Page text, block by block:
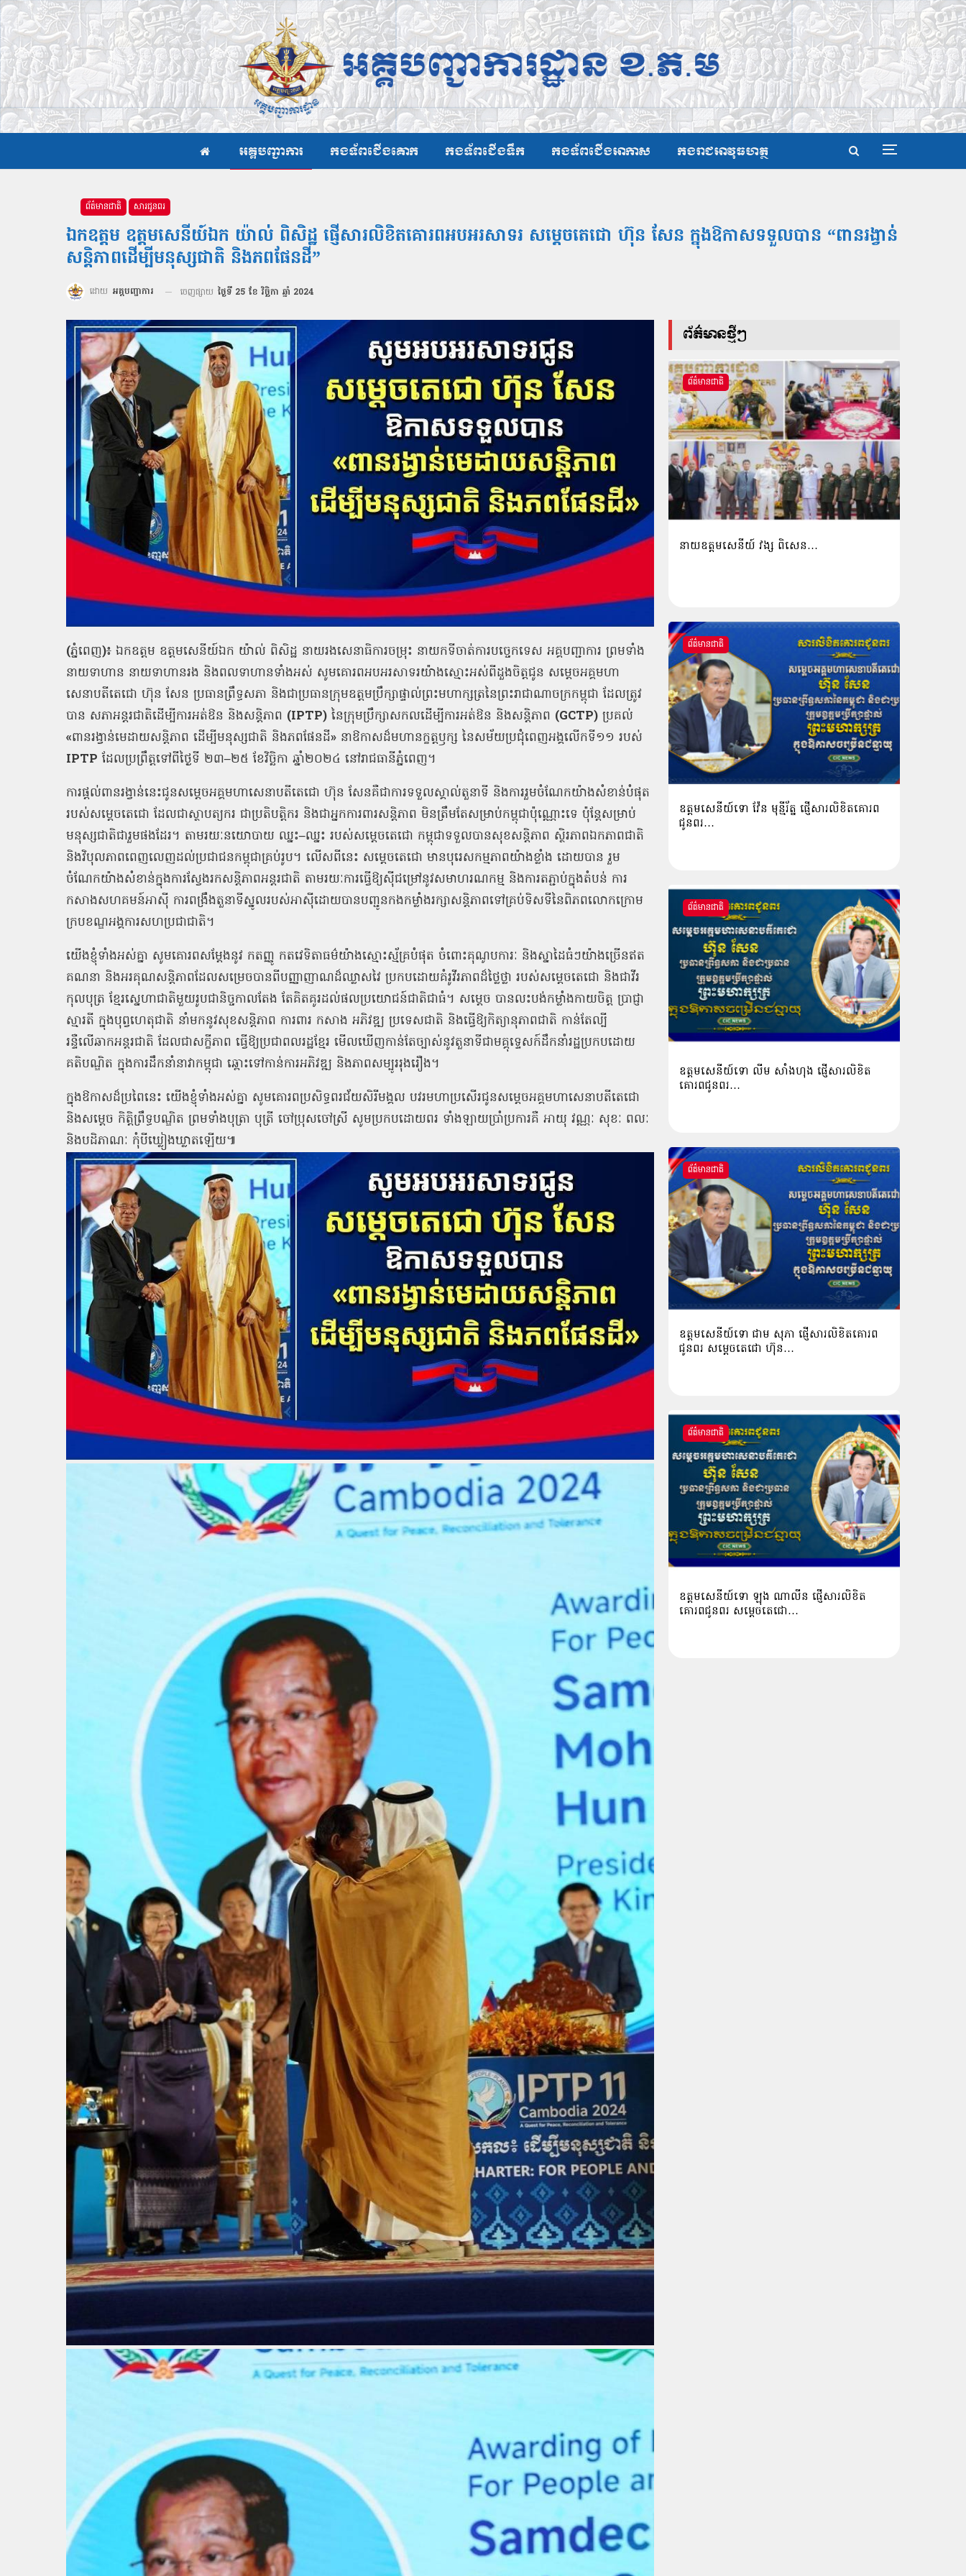
អគ្គបញ្ជាការ កងទ័ពជើងគោក កងទ័ពជើងទឹក កងទ័ពជើងអាកាស កងរាជអាវុធហត្ថ
ព័ត៌មានជាតិ សារជូនពរ
ឯកឧត្ដម ឧត្តមសេនីយ៍ឯក យ៉ាល់ ពិសិដ្ឋ ផ្ញើសារលិខិតគោរពអបអរសាទរ សម្តេចតេជោ ហ៊ុន សែន ក្នុងឱកាសទទួលបាន “ពានរង្វាន់
សន្តិភាពដើម្បីមនុស្សជាតិ និងភពផែនដី”
ដោយ អគ្គបញ្ជាការ ចេញផ្សាយ ថ្ងៃទី 25 ខែ វិច្ឆិកា ឆ្នាំ 2024
(ភ្នំពេញ)៖ ឯកឧត្ដម ឧត្តមសេនីយ៍ឯក យ៉ាល់ ពិសិដ្ឋ នាយរងសេនាធិការចម្រុះ នាយកទីចាត់ការបច្ចេកទេស អគ្គបញ្ជាការ ព្រមទាំង
នាយទាហាន នាយទាហានរង និងពលទាហានទាំងអស់ សូមគោរពអបអរសាទរយ៉ាងស្មោះអស់ពីដួងចិត្តជូន សម្តេចអគ្គមហា
សេនាបតីតេជោ ហ៊ុន សែន ប្រធានព្រឹទ្ធសភា និងជាប្រធានក្រុមឧត្តមប្រឹក្សាផ្ទាល់ព្រះមហាក្សត្រនៃព្រះរាជាណាចក្រកម្ពុជា ដែលត្រូវ
បាន សភាអន្តរជាតិដើម្បីការអត់ឱន និងសន្តិភាព (IPTP) នៃក្រុមប្រឹក្សាសកលដើម្បីការអត់ឱន និងសន្តិភាព (GCTP) ប្រគល់
«ពានរង្វាន់មេដាយសន្តិភាព ដើម្បីមនុស្សជាតិ និងភពផែនដី» នាឱកាសដ៏មហានក្ខត្តឫក្ស នៃសម័យប្រជុំពេញអង្គលើកទី១១ របស់
IPTPដែលប្រព្រឹត្តទៅពីថ្ងៃទី ២៣–២៥ ខែវិច្ឆិកា ឆ្នាំ២០២៤ នៅរាជធានីភ្នំពេញ។
ការផ្តល់ពានរង្វាន់នេះជូនសម្តេចអគ្គមហាសេនាបតីតេជោ ហ៊ុន សែនគឺជាការទទួលស្គាល់តួនាទី និងការរួមចំណែកយ៉ាងសំខាន់បំផុត
របស់សម្តេចតេជោ ដែលជាស្ថាបត្យករ ជាប្រតិបត្តិករ និងជាអ្នកការពារសន្តិភាព មិនត្រឹមតែសម្រាប់កម្ពុជាប៉ុណ្ណោះទេ ប៉ុន្តែសម្រាប់
មនុស្សជាតិជារួមផងដែរ។ តាមរយៈនយោបាយ ឈ្នះ–ឈ្នះ របស់សម្តេចតេជោ កម្ពុជាទទួលបានសុខសន្តិភាព ស្ថិរភាពឯកភាពជាតិ
និងវិបុលភាពពេញលេញដល់ប្រជាជនកម្ពុជាគ្រប់រូប។ លើសពីនេះ សម្តេចតេជោ មានបុរេសកម្មភាពយ៉ាងខ្លាំង ដោយបាន រួម
ចំណែកយ៉ាងសំខាន់ក្នុងការស្វែងរកសន្តិភាពអន្តរជាតិ តាមរយៈការធ្វើឱ្យស៊ីជម្រៅនូវសមាហរណកម្ម និងការតភ្ជាប់ក្នុងតំបន់ ការ
កសាងសហគមន៍អាស៊ី ការពង្រឹងតួនាទីស្នូលរបស់អាស៊ីដោយបានបញ្ជូនកងកម្លាំងរក្សាសន្តិភាពទៅគ្រប់ទិសទីនៃពិភពលោកក្រោម
ក្របខណ្ឌអង្គការសហប្រជាជាតិ។
យើងខ្ញុំទាំងអស់គ្នា សូមគោរពសម្តែងនូវ កតញ្ញូ កតវេទិតាធម៌យ៉ាងស្មោះស្ម័គ្របំផុត ចំពោះគុណូបការៈ និងស្នាដៃធំៗយ៉ាងច្រើនឥត
គណនា និងអរគុណសន្តិភាពដែលសម្រេចបានពីបញ្ញាញាណដ៏ឈ្លាសវៃ ប្រកបដោយគំរូវីរភាពដ៏ថ្លៃថ្លា របស់សម្ដេចតេជោ និងជាវីរ
កុលបុត្រ ខ្មែរស្នេហាជាតិមួយរូបជានិច្ចកាលតែង តែគិតគូរដល់ផលប្រយោជន៍ជាតិជាធំ។ សម្តេច បានលះបង់កម្លាំងកាយចិត្ត ប្រាជ្ញា
ស្មារតី ក្នុងបុព្វហេតុជាតិ នាំមកនូវសុខសន្តិភាព ការពារ កសាង អភិវឌ្ឍ ប្រទេសជាតិ និងធ្វើឱ្យកិត្យានុភាពជាតិ កាន់តែល្បី
រន្ទឺលើឆាកអន្តរជាតិ ដែលជាសក្ខីភាព ធ្វើឱ្យប្រជាពលរដ្ឋខ្មែរ មើលឃើញកាន់តែច្បាស់នូវតួនាទីជាមគ្គុទ្ទេសក៍ដឹកនាំរដ្ឋប្រកបដោយ
គតិបណ្ឌិត ក្នុងការដឹកនាំនាវាកម្ពុជា ឆ្ពោះទៅកាន់ការអភិវឌ្ឍ និងភាពសម្បូររុងរឿង។
ក្នុងឱកាសដ៏ប្រពៃនេះ យើងខ្ញុំទាំងអស់គ្នា សូមគោរពប្រសិទ្ធពរជ័យសិរីមង្គល បវរមហាប្រសើរជូនសម្តេចអគ្គមហាសេនាបតីតេជោ
និងសម្តេច កិត្តិព្រឹទ្ធបណ្ឌិត ព្រមទាំងបុត្រា បុត្រី ចៅប្រុសចៅស្រី សូមប្រកបដោយពរ ទាំងឡាយប្រាំប្រការគឺ អាយុ វណ្ណៈ សុខៈ ពលៈ
និងបដិភាណៈ កុំបីឃ្លៀងឃ្លាតឡើយ៕
ព័ត៌មានថ្មីៗ
ព័ត៌មានជាតិ
នាយឧត្តមសេនីយ៍ វង្ស ពិសេន…
ព័ត៌មានជាតិ
ឧត្តមសេនីយ៍ទោ វ៉ែន មុន្មីរ័ត្ន ផ្ញើសារលិខិតគោរព
ជូនពរ…
ព័ត៌មានជាតិ
ឧត្តមសេនីយ៍ទោ លីម​ សាំង​ហុង​ ផ្ញើសារលិខិត
គោរពជូនពរ…
ព័ត៌មានជាតិ
ឧត្តមសេនីយ៍ទោ ជាម សុភា ផ្ញើសារលិខិតគោរព
ជូនពរ សម្ដេចតេជោ ហ៊ុន…
ព័ត៌មានជាតិ
ឧត្ដមសេនីយ៍ទោ ឡុង ណាលីន ផ្ញើសារលិខិត
គោរពជូនពរ សម្ដេចតេជោ…